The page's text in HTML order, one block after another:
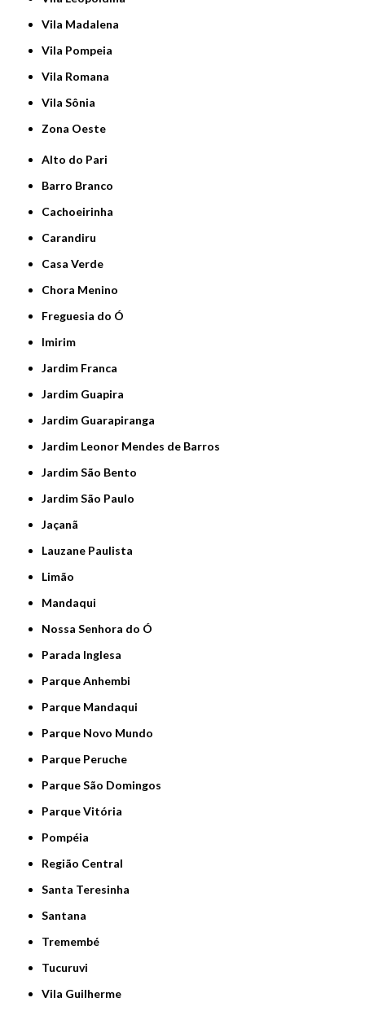
Vila Madalena
Vila Pompeia
Vila Romana
Vila Sônia
Zona Oeste
Alto do Pari
Barro Branco
Cachoeirinha
Carandiru
Casa Verde
Chora Menino
Freguesia do Ó
Imirim
Jardim Franca
Jardim Guapira
Jardim Guarapiranga
Jardim Leonor Mendes de Barros
Jardim São Bento
Jardim São Paulo
Jaçanã
Lauzane Paulista
Limão
Mandaqui
Nossa Senhora do Ó
Parada Inglesa
Parque Anhembi
Parque Mandaqui
Parque Novo Mundo
Parque Peruche
Parque São Domingos
Parque Vitória
Pompéia
Região Central
Santa Teresinha
Santana
Tremembé
Tucuruvi
Vila Guilherme